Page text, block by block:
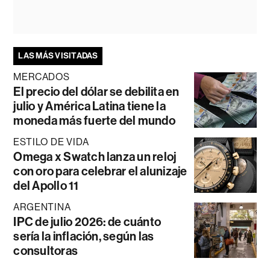
LAS MÁS VISITADAS
MERCADOS
El precio del dólar se debilita en
julio y América Latina tiene la
moneda más fuerte del mundo
ESTILO DE VIDA
Omega x Swatch lanza un reloj
con oro para celebrar el alunizaje
del Apollo 11
ARGENTINA
IPC de julio 2026: de cuánto
sería la inflación, según las
consultoras